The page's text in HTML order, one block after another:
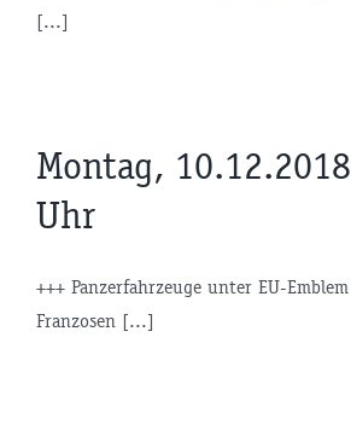
[...]
Montag,
Uhr
+++ Panzerfahrzeuge unter EU-
Franzosen [...]